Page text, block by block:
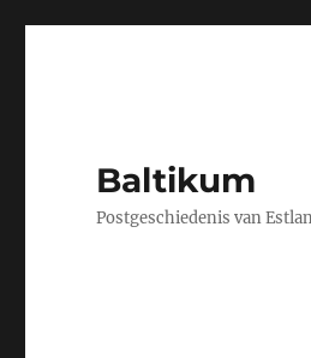
Baltikum
Postgeschiedenis van